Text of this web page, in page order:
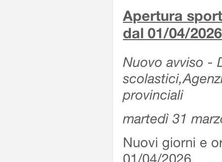
Apertura
dal 01/04/2026
Nuovo avviso -
provinciali
martedì 31
Nuovi giorni e
01/04/2026